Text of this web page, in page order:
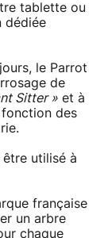
tablette ou
dédiée
le Parrot
de
Sitter » et à
des
être utilisé à
française
un arbre
chaque